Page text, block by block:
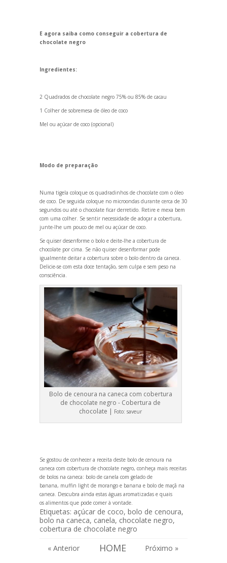
E agora saiba como conseguir a cobertura de
chocolate negro
Ingredientes:
2 Quadrados de chocolate negro 75% ou 85% de cacau
1 Colher de sobremesa de óleo de coco
Mel ou açúcar de coco (opcional)
Modo de preparação
Numa tigela coloque os quadradinhos de chocolate com o óleo
de coco. De seguida coloque no microondas durante cerca de 30
segundos ou até o chocolate ficar derretido. Retire e mexa bem
com uma colher. Se sentir necessidade de adoçar a cobertura,
junte-lhe um pouco de mel ou açúcar de coco.
Se quiser desenforme o bolo e deite-lhe a cobertura de
chocolate por cima. Se não quiser desenformar pode
igualmente deitar a cobertura sobre o bolo dentro da caneca.
Delicie-se com esta doce tentação, sem culpa e sem peso na
consciência.
Bolo de cenoura na caneca com cobertura
de chocolate negro - Cobertura de
chocolate | Foto:saveur
Se gostou de conhecer a receita deste bolo de cenoura na
caneca com cobertura de chocolate negro, conheça mais receitas
de bolos na caneca: bolo de canela com gelado de
banana, muffin light de morango e banana ebolo de maçã na
caneca. Descubra ainda estas águas aromatizadase quais
os alimentos que pode comer à vontade.
Etiquetas: açúcar de coco, bolo de cenoura,
bolo na caneca, canela, chocolate negro,
cobertura de chocolate negro
« Anterior
HOME Próximo »